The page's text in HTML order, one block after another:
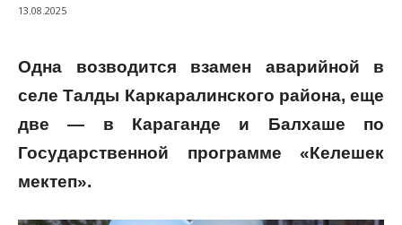
13.08.2025
Одна возводится взамен аварийной в
селе Талды Каркаралинского района, еще
две — в Караганде и Балхаше по
Государственной программе «Келешек
мектеп».